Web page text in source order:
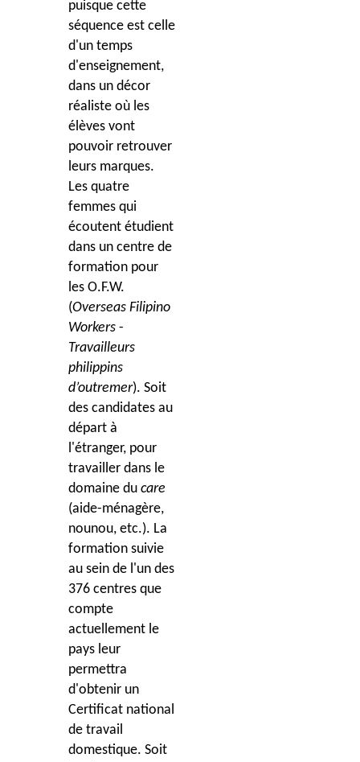
puisque cette
séquence est celle
d'un temps
d'enseignement,
dans un décor
réaliste où les
élèves vont
pouvoir retrouver
leurs marques.
Les quatre
femmes qui
écoutent étudient
dans un centre de
formation pour
les O.F.W.
(Overseas Filipino
Workers -
Travailleurs
philippins
d’outremer). Soit
des candidates au
départ à
l'étranger, pour
travailler dans le
domaine du care
(aide-ménagère,
nounou, etc.). La
formation suivie
au sein de l'un des
376 centres que
compte
actuellement le
pays leur
permettra
d'obtenir un
Certificat national
de travail
domestique. Soit